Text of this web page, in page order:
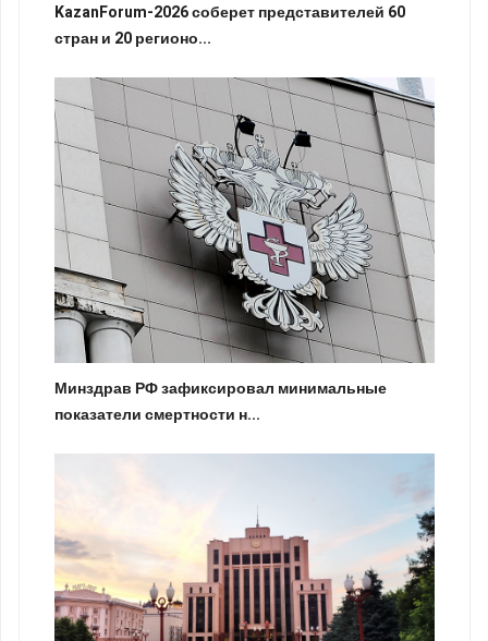
KazanForum-2026 соберет представителей 60
стран и 20 регионо...
Минздрав РФ зафиксировал минимальные
показатели смертности н...